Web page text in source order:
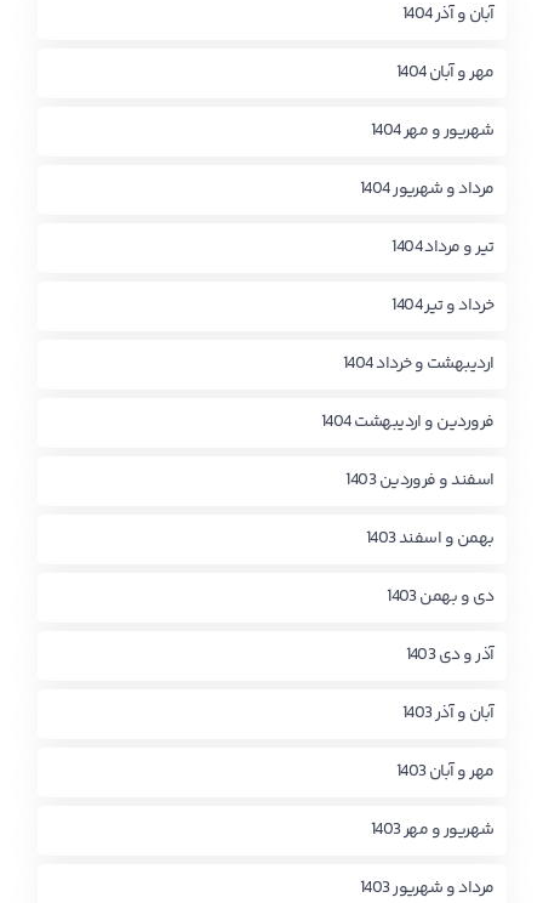
آبان و آذر 1404
مهر و آبان 1404
شهریور و مهر 1404
مرداد و شهریور 1404
تیر و مرداد 1404
خرداد و تیر 1404
اردیبهشت و خرداد 1404
فروردین و اردیبهشت 1404
اسفند و فروردین 1403
بهمن و اسفند 1403
دی و بهمن 1403
آذر و دی 1403
آبان و آذر 1403
مهر و آبان 1403
شهریور و مهر 1403
مرداد و شهریور 1403